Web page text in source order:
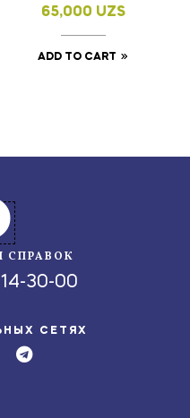
65,000 UZS
ADD TO CART
СПРАВОК
30-00
СЕТЯХ